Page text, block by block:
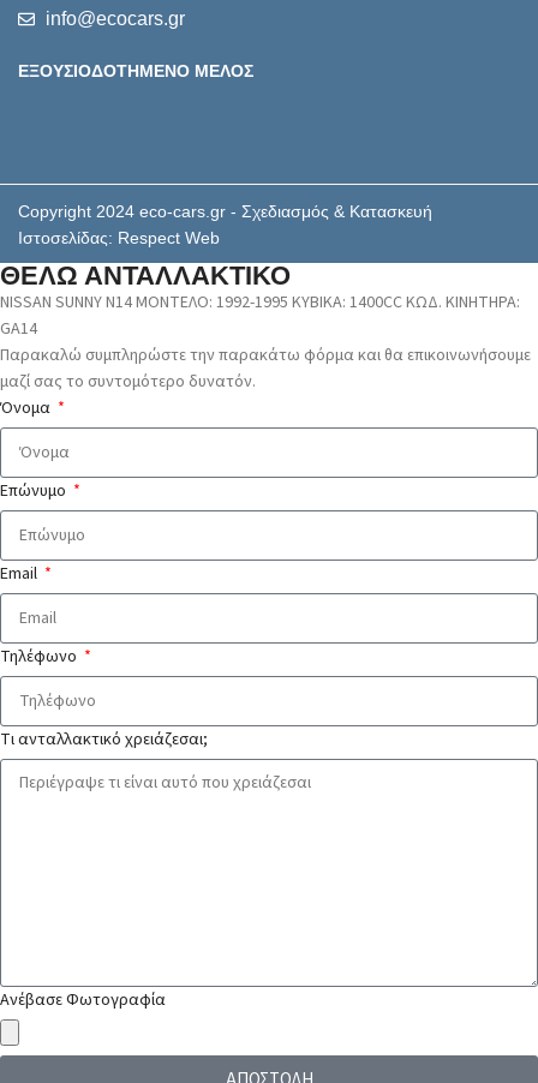
info@ecocars.gr
ΕΞΟΥΣΙΟΔΟΤΗΜΕΝΟ ΜΕΛΟΣ
Copyright 2024 eco-cars.gr - Σχεδιασμός & Κατασκευή
Ιστοσελίδας: Respect Web
ΘΕΛΩ ΑΝΤΑΛΛΑΚΤΙΚΟ
NISSAN SUNNY N14 ΜΟΝΤΕΛΟ: 1992-1995 ΚΥΒΙΚΑ: 1400CC ΚΩΔ. ΚΙΝΗΤΗΡΑ:
GA14
Παρακαλώ συμπληρώστε την παρακάτω φόρμα και θα επικοινωνήσουμε
μαζί σας το συντομότερο δυνατόν.
Όνομα
Επώνυμο
Email
Τηλέφωνο
Τι ανταλλακτικό χρειάζεσαι;
Ανέβασε Φωτογραφία